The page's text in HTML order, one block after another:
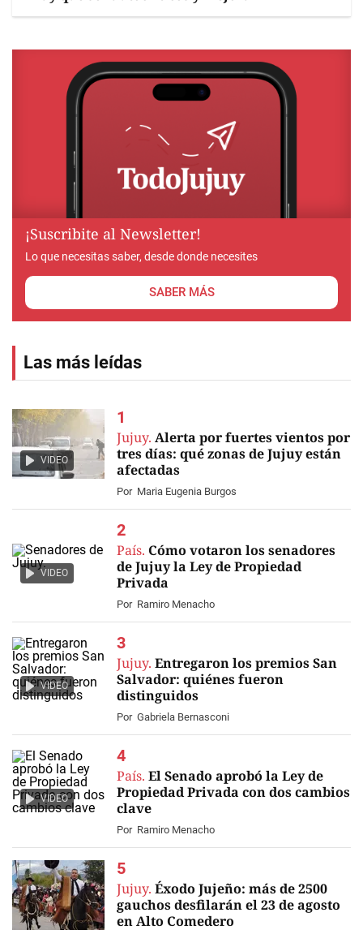
¡Suscribite al Newsletter!
Lo que necesitas saber, desde donde necesites
SABER MÁS
Las más leídas
VIDEO
Jujuy. Alerta por fuertes vientos por
tres días: qué zonas de Jujuy están
afectadas
Por Maria Eugenia Burgos
VIDEO
País. Cómo votaron los senadores
de Jujuy la Ley de Propiedad
Privada
Por Ramiro Menacho
VIDEO
Jujuy. Entregaron los premios San
Salvador: quiénes fueron
distinguidos
Por Gabriela Bernasconi
VIDEO
País. El Senado aprobó la Ley de
Propiedad Privada con dos cambios
clave
Por Ramiro Menacho
Jujuy. Éxodo Jujeño: más de 2500
gauchos desfilarán el 23 de agosto
en Alto Comedero